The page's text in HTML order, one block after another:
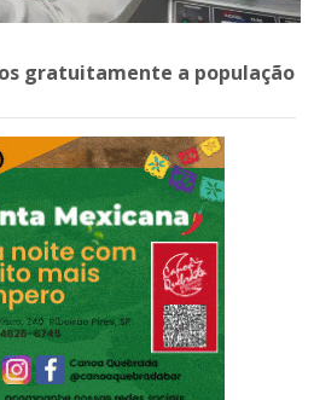
gratuitamente a população